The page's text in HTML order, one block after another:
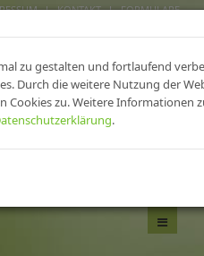
KONTAKT FORMULARE
fürs
Welten,
zu gestalten und fortlaufend
Durch die weitere Nutzung der
Cookies zu. Weitere Informationen
.